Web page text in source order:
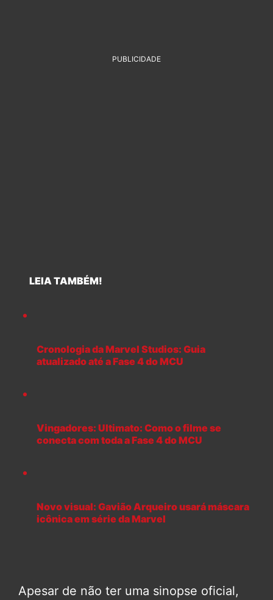
PUBLICIDADE
LEIA TAMBÉM!
Cronologia da Marvel Studios: Guia
atualizado até a Fase 4 do MCU
Vingadores: Ultimato: Como o filme se
conecta com toda a Fase 4 do MCU
Novo visual: Gavião Arqueiro usará máscara
icônica em série da Marvel
Apesar de não ter uma sinopse oficial,